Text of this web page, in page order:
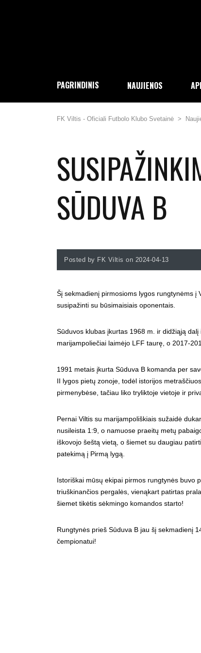
PAGRINDINIS NAUJIENOS
FK Viltis - Oficiali Futbolo Klubo Svetainė >
SŪDUVA B
Posted by FK Viltis on 2024-04-13
Šį sekmadienį pirmosioms lygos rungtynėms į
susipažinti su būsimaisiais oponentais.
Sūduvos klubas įkurtas 1968 m. ir didžiąją
marijampoliečiai laimėjo LFF taurę, o 2017-
1991 metais įkurta Sūduva B komanda per
II lygos pietų zonoje, todėl istorijos
pirmenybėse, tačiau liko tryliktoje vietoje ir
Pernai Viltis su marijampoliškiais sužaidė
nusileista 1:9, o namuose praeitų metų
iškovojo šeštą vietą, o šiemet su daugiau
patekimą į Pirmą lygą.
Istoriškai mūsų ekipai pirmos rungtynės buvo
triuškinančios pergalės, vienąkart patirtas
šiemet tikėtis sėkmingo komandos starto!
Rungtynės prieš Sūduva B jau šį sekmadienį
čempionatui!